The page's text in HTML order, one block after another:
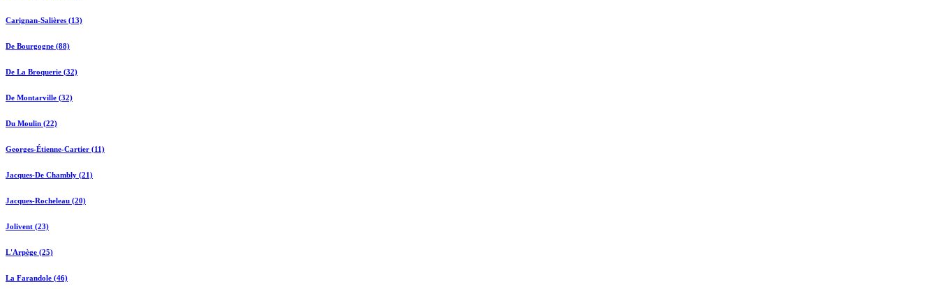
Carignan-Salières (13)
De Bourgogne (88)
De La Broquerie (32)
De Montarville (32)
Du Moulin (22)
Georges-Étienne-Cartier (11)
Jacques-De Chambly (21)
Jacques-Rocheleau (20)
Jolivent (23)
L'Arpège (25)
La Farandole (46)